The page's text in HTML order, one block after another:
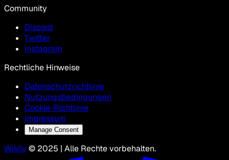
Community
Discord
Twitter
Instagram
Rechtliche Hinweise
Datenschutzrichtlinie
Nutzungsbedingungen
Cookie-Richtlinie
Impressum
Manage Consent
Wikily © 2025 | Alle Rechte vorbehalten.